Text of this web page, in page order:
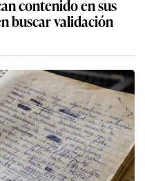
contenido en sus
buscar validación